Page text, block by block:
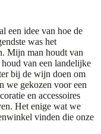
een idee van hoe de
was het
Mijn man houdt van
van een landelijke
bij de wijn doen om
we gekozen voor een
en accessoires
Het enige wat we
vinden die onze